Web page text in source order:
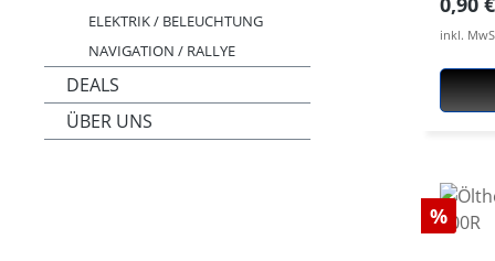
ELEKTRIK / BELEUCHTUNG
NAVIGATION / RALLYE
DEALS
ÜBER UNS
oder
Sollte
660X
ABS
inkl.
Rabatt
%